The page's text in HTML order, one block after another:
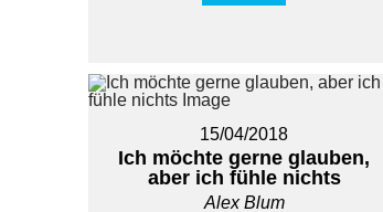
15/04/2018
Ich möchte gerne glauben,
aber ich fühle nichts
Alex Blum